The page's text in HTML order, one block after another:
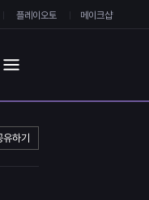
플레이오토 메이크샵
유하기